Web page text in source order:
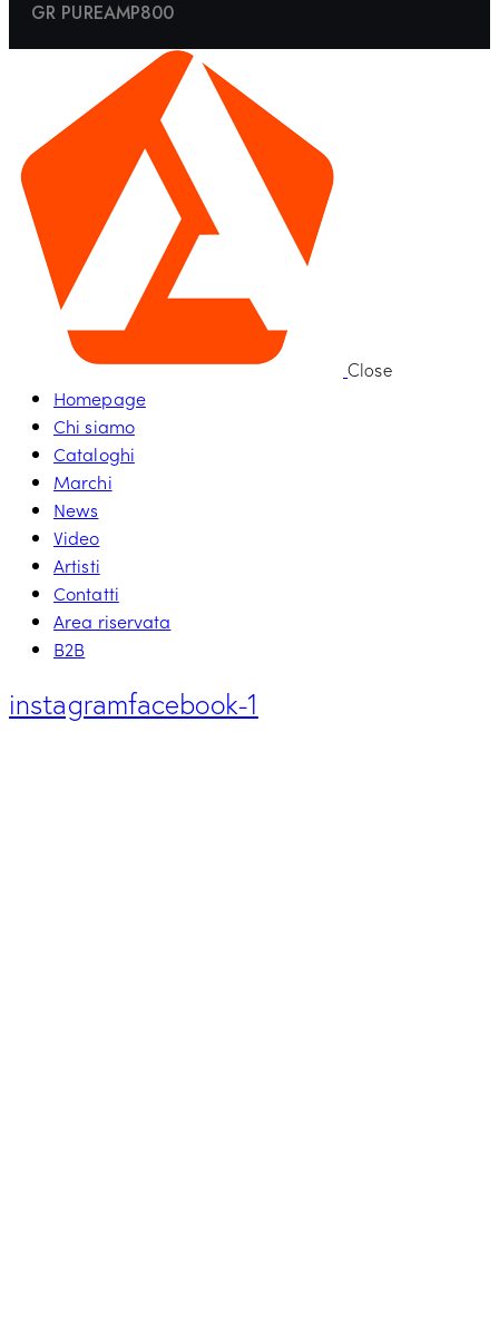
GR PUREAMP800
Close
Homepage
Chi siamo
Cataloghi
Marchi
News
Video
Artisti
Contatti
Area riservata
B2B
instagramfacebook-1